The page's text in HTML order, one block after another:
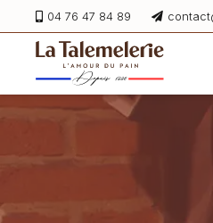
04 76 47 84 89